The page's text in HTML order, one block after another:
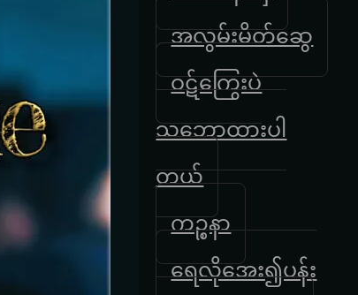
အလွမ်းမိတ်ဆွေ
ဝဋ်ကြွေးပဲ
သဘောထားပါ
တယ်
ကဉ္စနာ
ရေလိုအေး၍ပန်း